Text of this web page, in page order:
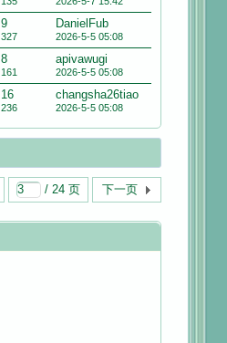
9
327
DanielFub
2026-5-5 05:08
8
161
apivawugi
2026-5-5 05:08
16
236
changsha26tiao
2026-5-5 05:08
/ 24 页 下一页